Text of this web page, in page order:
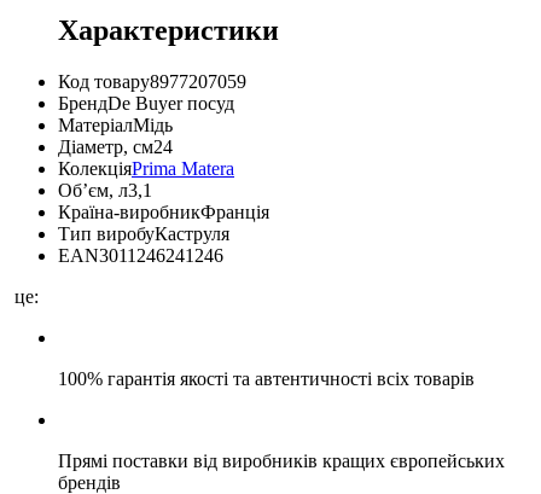
Характеристики
Код товару8977207059
БрендDe Buyer посуд
МатеріалМідь
Діаметр, см24
КолекціяPrima Matera
Об’єм, л3,1
Країна-виробникФранція
Тип виробуКаструля
EAN3011246241246
це:
100% гарантія якості та автентичності всіх товарів
Прямі поставки від виробників кращих європейських
брендів